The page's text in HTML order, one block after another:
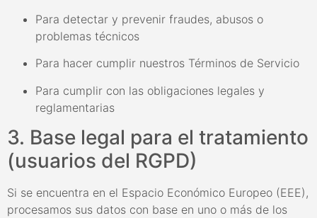
Para detectar y prevenir fraudes, abusos o
problemas técnicos
Para hacer cumplir nuestros Términos de Servicio
Para cumplir con las obligaciones legales y
reglamentarias
3. Base legal para el tratamiento
(usuarios del RGPD)
Si se encuentra en el Espacio Económico Europeo (EEE),
procesamos sus datos con base en uno o más de los